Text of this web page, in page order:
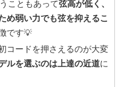
こともあって弦高が低く、
め弱い力でも弦を抑えるこ
です💡
コードを押さえるのが大変
ルを選ぶのは上達の近道に